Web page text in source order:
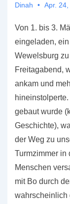
Dinah Apr.
Von 1. bis 3.
eingeladen,
Wewelsburg
Freitagabend,
ankam und
gebaut wurde
Geschichte),
der Weg zu
Turmzimmer in
Menschen
mit Bo durch
wahrscheinlich